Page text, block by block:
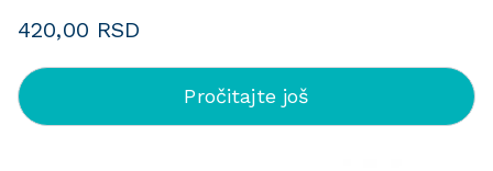
420,00 RSD
Pročitajte još